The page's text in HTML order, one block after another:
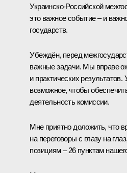
Украинско-Российской
это важное событие – и
государств.
Убеждён, перед
важные задачи. Мы вправе
и практических
возможное, чтобы
деятельность комиссии.
Мне приятно доложить, что
на переговоры с глазу на
позициям – 26 пунктам